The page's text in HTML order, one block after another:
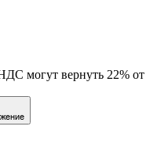
могут вернуть 22% от